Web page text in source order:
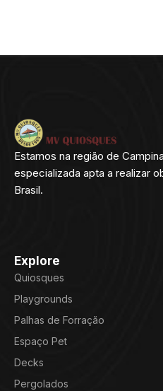
Estamos na região de
especializada apta a realizar
Brasil.
Explore
Quiosques
Playgrounds
Palhas de Forração
Espaço Pet
Decks
Pergolados